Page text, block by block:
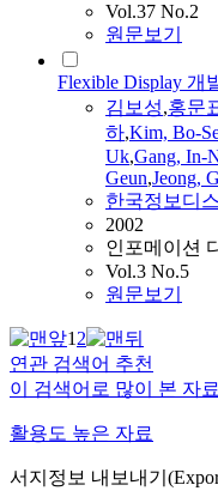
Vol.37 No.2
원문보기
Flexible Display 개
김보성,홍문
하,Kim, Bo-
Uk,Gang, In-
Geun,Jeong,
한국정보디
2002
인포메이션
Vol.3 No.5
원문보기
12
연관 검색어 추천
이 검색어로 많이 본 자료
활용도 높은 자료
서지정보 내보내기